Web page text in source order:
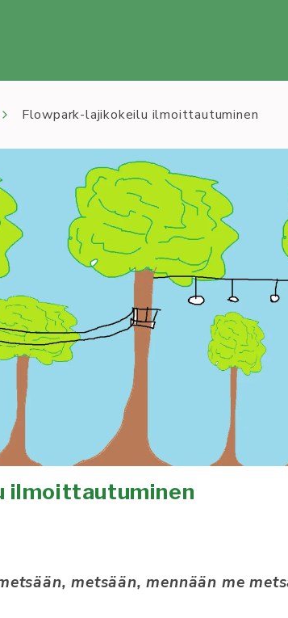
Flowpark-lajikokeilu ilmoittautuminen
ilmoittautuminen
metsään, mennään me